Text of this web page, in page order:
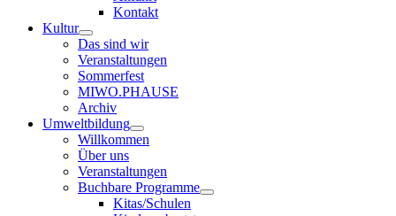
Kontakt
Kultur
Das sind wir
Veranstaltungen
Sommerfest
MIWO.PHAUSE
Archiv
Umweltbildung
Willkommen
Über uns
Veranstaltungen
Buchbare Programme
Kitas/Schulen